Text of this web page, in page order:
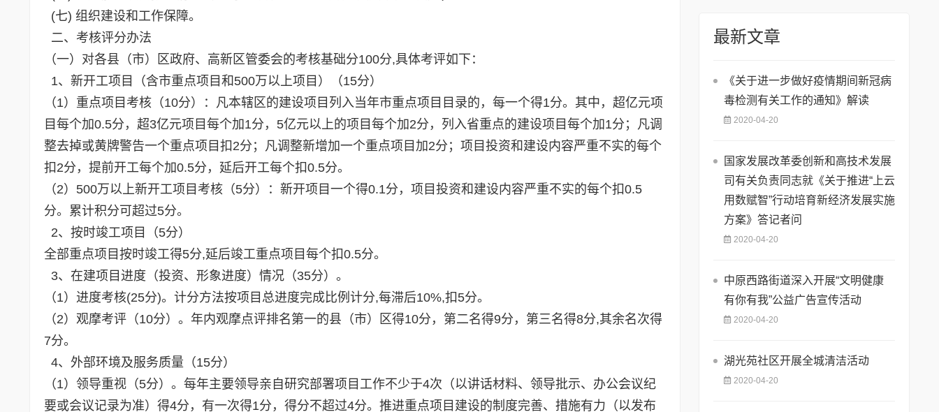
(七) 组织建设和工作保障。
二、考核评分办法
（一）对各县（市）区政府、高新区管委会的考核基础分100分,具体考评如下：
1、新开工项目（含市重点项目和500万以上项目）（15分）
（1）重点项目考核（10分）：凡本辖区的建设项目列入当年市重点项目目录的，每一个得1分。其中，超亿元项
目每个加0.5分，超3亿元项目每个加1分，5亿元以上的项目每个加2分，列入省重点的建设项目每个加1分；凡调
整去掉或黄牌警告一个重点项目扣2分；凡调整新增加一个重点项目加2分；项目投资和建设内容严重不实的每个
扣2分，提前开工每个加0.5分，延后开工每个扣0.5分。
（2）500万以上新开工项目考核（5分）：新开项目一个得0.1分，项目投资和建设内容严重不实的每个扣0.5
分。累计积分可超过5分。
2、按时竣工项目（5分）
全部重点项目按时竣工得5分,延后竣工重点项目每个扣0.5分。
3、在建项目进度（投资、形象进度）情况（35分）。
（1）进度考核(25分)。计分方法按项目总进度完成比例计分,每滞后10%,扣5分。
（2）观摩考评（10分）。年内观摩点评排名第一的县（市）区得10分，第二名得9分，第三名得8分,其余名次得
7分。
4、外部环境及服务质量（15分）
（1）领导重视（5分）。每年主要领导亲自研究部署项目工作不少于4次（以讲话材料、领导批示、办公会议纪
要或会议记录为准）得4分，有一次得1分，得分不超过4分。推进重点项目建设的制度完善、措施有力（以发布
最新文章
《关于进一步做好疫情期间新冠病
毒检测有关工作的通知》解读
2020-04-20
国家发展改革委创新和高技术发展
司有关负责同志就《关于推进“上云
用数赋智”行动培育新经济发展实施
方案》答记者问
2020-04-20
中原西路街道深入开展“文明健康
有你有我”公益广告宣传活动
2020-04-20
湖光苑社区开展全城清洁活动
2020-04-20